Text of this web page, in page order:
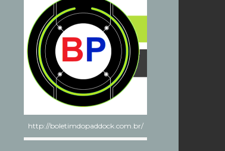
http://boletimdopaddock.com.br/